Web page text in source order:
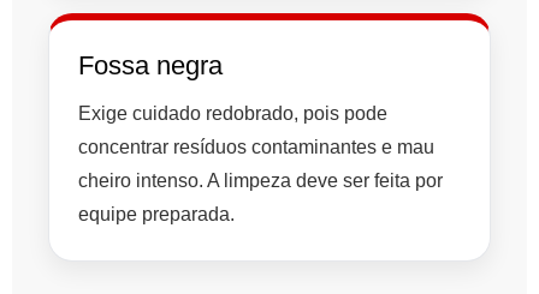
Fossa negra
Exige cuidado redobrado, pois pode
concentrar resíduos contaminantes e mau
cheiro intenso. A limpeza deve ser feita por
equipe preparada.